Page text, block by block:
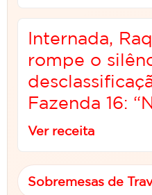
Internada,
rompe o
Fazenda 16:
Ver receita
Sobremesas de